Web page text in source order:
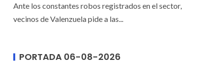
Ante los constantes robos registrados en el sector,
vecinos de Valenzuela pide a las...
PORTADA 06-08-2026